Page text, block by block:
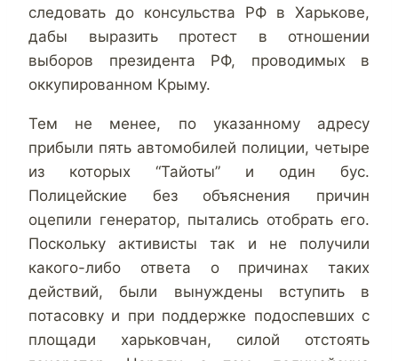
следовать до консульства РФ в Харькове,
дабы выразить протест в отношении
выборов президента РФ, проводимых в
оккупированном Крыму.
Тем не менее, по указанному адресу
прибыли пять автомобилей полиции, четыре
из которых “Тайоты” и один бус.
Полицейские без объяснения причин
оцепили генератор, пытались отобрать его.
Поскольку активисты так и не получили
какого-либо ответа о причинах таких
действий, были вынуждены вступить в
потасовку и при поддержке подоспевших с
площади харьковчан, силой отстоять